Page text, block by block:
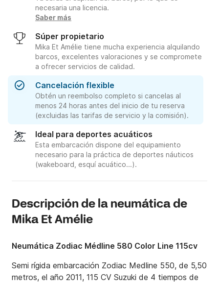
necesaria una licencia.
Saber más
Súper propietario
Mika Et Amélie tiene mucha experiencia alquilando
barcos, excelentes valoraciones y se compromete
a ofrecer servicios de calidad.
Cancelación flexible
Obtén un reembolso completo si cancelas al
menos 24 horas antes del inicio de tu reserva
(excluidas las tarifas de servicio y la comisión).
Ideal para deportes acuáticos
Esta embarcación dispone del equipamiento
necesario para la práctica de deportes náuticos
(wakeboard, esquí acuático...).
Descripción de la neumática de
Mika Et Amélie
Neumática Zodiac Médline 580 Color Line 115cv
Semi rígida embarcación Zodiac Medline 550, de 5,50
metros, el año 2011, 115 CV Suzuki de 4 tiempos de